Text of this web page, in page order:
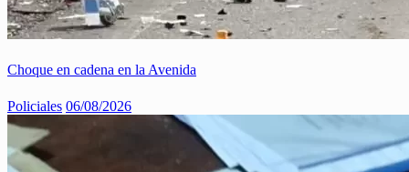
Choque en cadena en la Avenida
Policiales 06/08/2026